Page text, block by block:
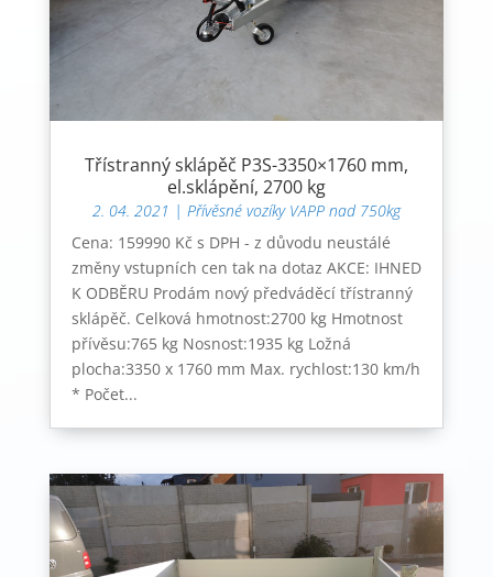
Třístranný sklápěč P3S-3350×1760 mm,
el.sklápění, 2700 kg
2. 04. 2021 | Přívěsné vozíky VAPP nad 750kg
Cena: 159990 Kč s DPH - z důvodu neustálé
změny vstupních cen tak na dotaz AKCE: IHNED
K ODBĚRU Prodám nový předváděcí třístranný
sklápěč. Celková hmotnost:2700 kg Hmotnost
přívěsu:765 kg Nosnost:1935 kg Ložná
plocha:3350 x 1760 mm Max. rychlost:130 km/h
* Počet...